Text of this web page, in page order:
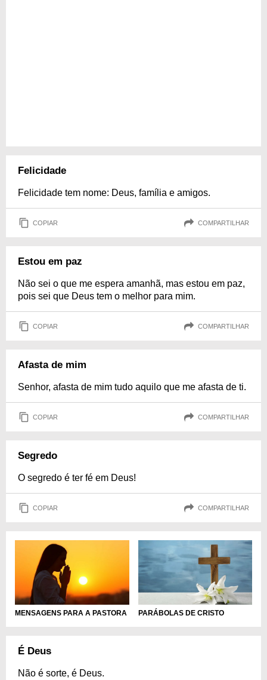
Felicidade
Felicidade tem nome: Deus, família e amigos.
COPIAR COMPARTILHAR
Estou em paz
Não sei o que me espera amanhã, mas estou em paz,
pois sei que Deus tem o melhor para mim.
COPIAR COMPARTILHAR
Afasta de mim
Senhor, afasta de mim tudo aquilo que me afasta de ti.
COPIAR COMPARTILHAR
Segredo
O segredo é ter fé em Deus!
COPIAR COMPARTILHAR
MENSAGENS PARA A PASTORA PARÁBOLAS DE CRISTO
É Deus
Não é sorte, é Deus.